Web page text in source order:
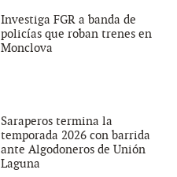
Investiga FGR a banda de
policías que roban trenes en
Monclova
Saraperos termina la
temporada 2026 con barrida
ante Algodoneros de Unión
Laguna